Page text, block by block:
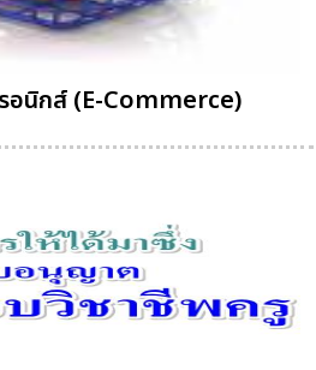
นิกส์ (E-Commerce)